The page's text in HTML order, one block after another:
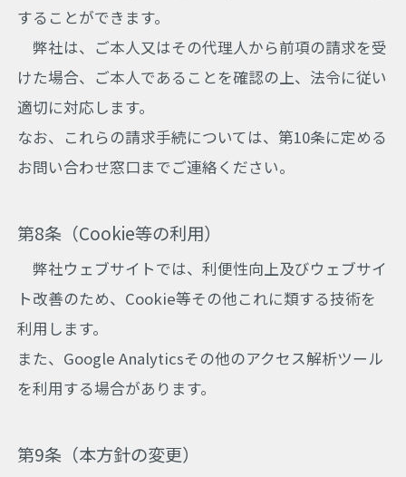
することができます。
弊社は、ご本人又はその代理人から前項の請求を受
けた場合、ご本人であることを確認の上、法令に従い
適切に対応します。
なお、これらの請求手続については、第10条に定める
お問い合わせ窓口までご連絡ください。
第8条（Cookie等の利用）
弊社ウェブサイトでは、利便性向上及びウェブサイ
ト改善のため、Cookie等その他これに類する技術を
利用します。
また、Google Analyticsその他のアクセス解析ツール
を利用する場合があります。
第9条（本方針の変更）